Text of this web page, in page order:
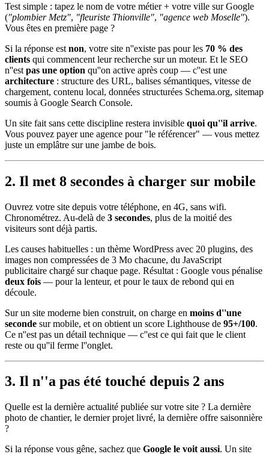
Test simple : tapez le nom de votre métier + votre ville sur Google
("plombier Metz", "fleuriste Thionville", "agence web Moselle").
Vous êtes en première page ?
Si la réponse est non, votre site n''existe pas pour les 70 % des
clients qui commencent leur recherche sur un moteur. Et le SEO
n''est pas une option qu''on active après coup — c''est une
architecture : structure des URL, balises sémantiques, vitesse de
chargement, contenu local, données structurées Schema.org, sitemap
soumis à Google Search Console.
Un site fait sans cette discipline restera invisible quoi qu''il arrive.
Vous pouvez payer une agence pour "le référencer" — vous mettez
juste un emplâtre sur une jambe de bois.
2. Il met 8 secondes à charger sur mobile
Ouvrez votre site depuis votre téléphone, en 4G, sans wifi.
Chronométrez. Au-delà de 3 secondes, plus de la moitié des
visiteurs sont déjà partis.
Les causes habituelles : un thème WordPress avec 20 plugins, des
images non compressées de 3 Mo chacune, du JavaScript
publicitaire chargé sur chaque page. Résultat : Google vous pénalise
deux fois — pour la lenteur, et pour le taux de rebond qui en
découle.
Sur un site moderne bien construit, on charge en moins d''une
seconde sur mobile, et on obtient un score Lighthouse de 95+/100.
Ce n''est pas un détail technique — c''est ce qui fait que le client
reste ou qu''il ferme l''onglet.
3. Il n''a pas été touché depuis 2 ans
Quelle est la dernière actualité publiée sur votre site ? La dernière
photo de chantier, le dernier projet livré, la dernière offre saisonnière
?
Si la réponse vous gêne, sachez que Google le voit aussi. Un site